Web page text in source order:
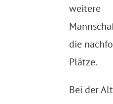
weitere
die
Plätze.
Bei der